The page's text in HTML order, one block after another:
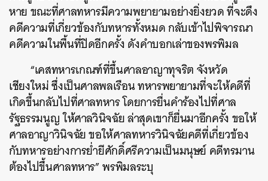
หาย ขณะที่ศาลทหารมีความพยายามอย่างยิ่งยวด ที่จะดึง
คดีความที่เกี่ยวข้องกับทหารทั้งหมด กลับเข้าไปพิจารณา
คดีความในพื้นที่ปิดอีกครั้ง ดังคำบอกเล่าของพรพิมล
“เคสทหารเกณฑ์ที่ขึ้นศาลอาญาทุจริต จังหวัด
เชียงใหม่ ซึ่งเป็นศาลพลเรือน ทหารพยายามที่จะให้คดีที่
เกิดขึ้นกลับไปที่ศาลทหาร โดยการยื่นคำร้องไปที่ศาล
รัฐธรรมนูญ ให้ศาลวินิจฉัย ล่าสุดเขาก็ยื่นมาอีกครั้ง ขอให้
ศาลอาญาวินิจฉัย ขอให้ศาลทหารวินิจฉัยคดีที่เกี่ยวข้อง
กับทหารอย่างการย่ำยีศักดิ์ศรีความเป็นมนุษย์ คดีทรมาน
ต้องไปขึ้นศาลทหาร” พรพิมลระบุ